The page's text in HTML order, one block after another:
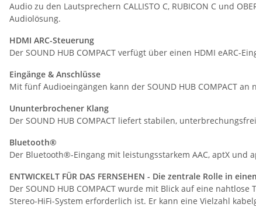
Audio zu den Lautsprechern CALLISTO C, RUBICON C und
Audiolösung.
HDMI ARC-Steuerung
Der SOUND HUB COMPACT verfügt über einen HDMI
Eingänge & Anschlüsse
Mit fünf Audioeingängen kann der SOUND HUB COMPACT
Ununterbrochener Klang
Der SOUND HUB COMPACT liefert stabilen,
Bluetooth®
Der Bluetooth®-Eingang mit leistungsstarkem AAC, aptX
ENTWICKELT FÜR DAS FERNSEHEN - Die zentrale Rolle in
Der SOUND HUB COMPACT wurde mit Blick auf eine
Stereo-HiFi-System erforderlich ist. Er kann eine Vielzahl